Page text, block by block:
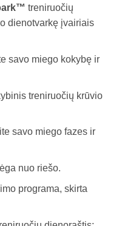
treniruočių
dienotvarkę įvairiais
savo miego kokybę ir
treniruočių krūvio
savo miego fazes ir
nuo riešo.
programa, skirta